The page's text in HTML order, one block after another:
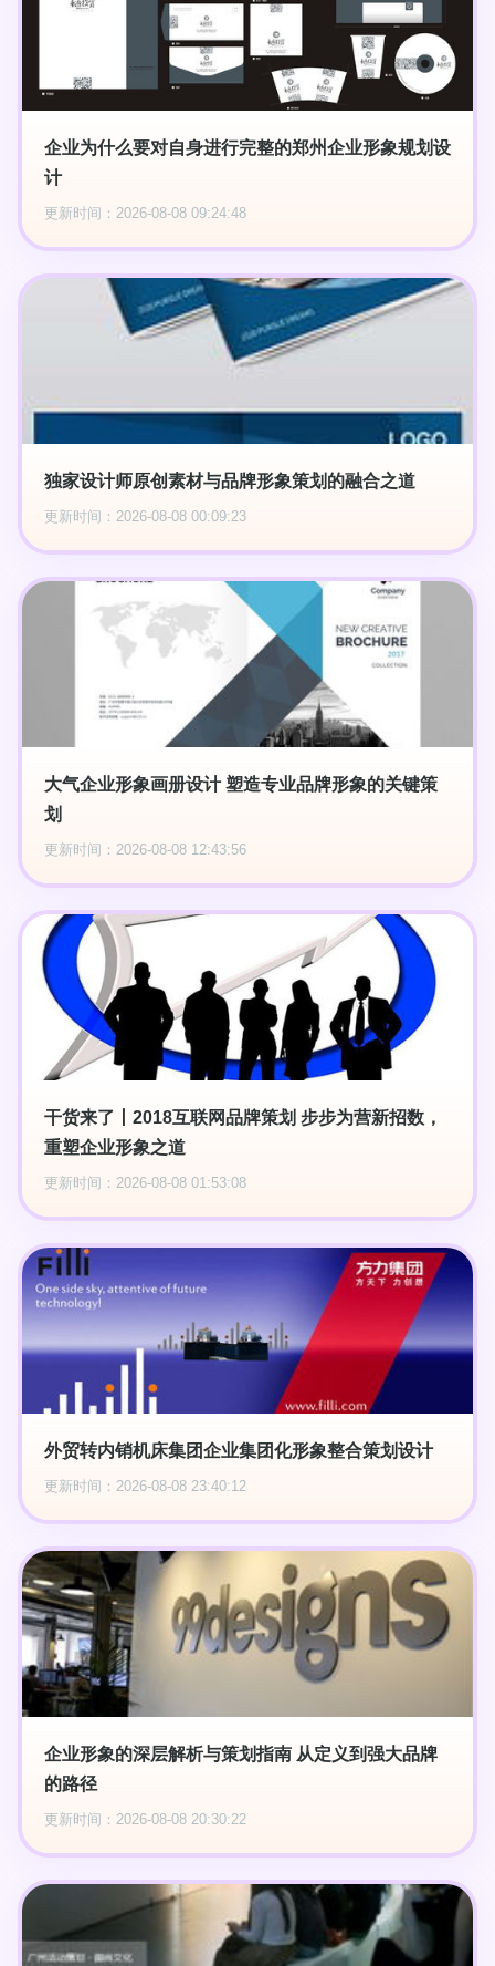
企业为什么要对自身进行完整的郑州企业形象规划设
计
更新时间：2026-08-08 09:24:48
独家设计师原创素材与品牌形象策划的融合之道
更新时间：2026-08-08 00:09:23
大气企业形象画册设计 塑造专业品牌形象的关键策
划
更新时间：2026-08-08 12:43:56
干货来了丨2018互联网品牌策划 步步为营新招数，
重塑企业形象之道
更新时间：2026-08-08 01:53:08
外贸转内销机床集团企业集团化形象整合策划设计
更新时间：2026-08-08 23:40:12
企业形象的深层解析与策划指南 从定义到强大品牌
的路径
更新时间：2026-08-08 20:30:22